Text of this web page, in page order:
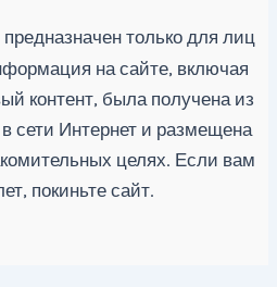
предназначен только для лиц
на сайте, включая
контент, была получена из
сети Интернет и размещена
целях. Если вам
покиньте сайт.